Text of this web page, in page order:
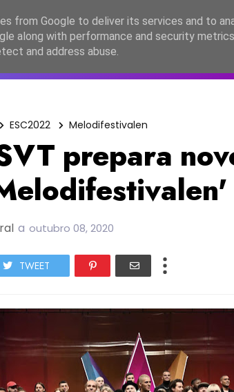
JESC2026 FC2026 EASC2026
ESC2022 Melodifestivalen
prepara
a outubro 08, 2020
TWEET
from Google to deliver its services and to
along with performance and security
and address abuse.